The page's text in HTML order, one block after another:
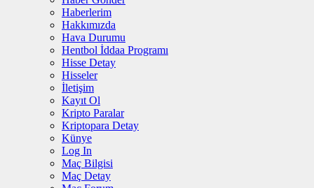
Haberlerim
Hakkımızda
Hava Durumu
Hentbol İddaa Programı
Hisse Detay
Hisseler
İletişim
Kayıt Ol
Kripto Paralar
Kriptopara Detay
Künye
Log In
Maç Bilgisi
Maç Detay